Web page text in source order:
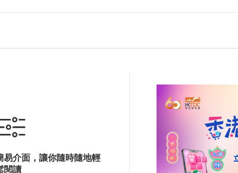
易介面，讓你隨時隨地輕
閱讀